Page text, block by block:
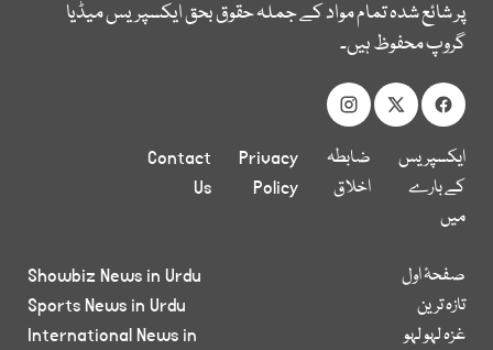
پر شائع شدہ تمام مواد کے جملہ حقوق بحق ایکسپریس میڈیا
گروپ محفوظ ہیں۔
ایکسپریس
کے بارے
میں
ضابطہ
اخلاق
Privacy
Policy
Contact
Us
صفحۂ اول
تازہ ترین
غزہ لہو لہو
Showbiz News in Urdu
Sports News in Urdu
International News in